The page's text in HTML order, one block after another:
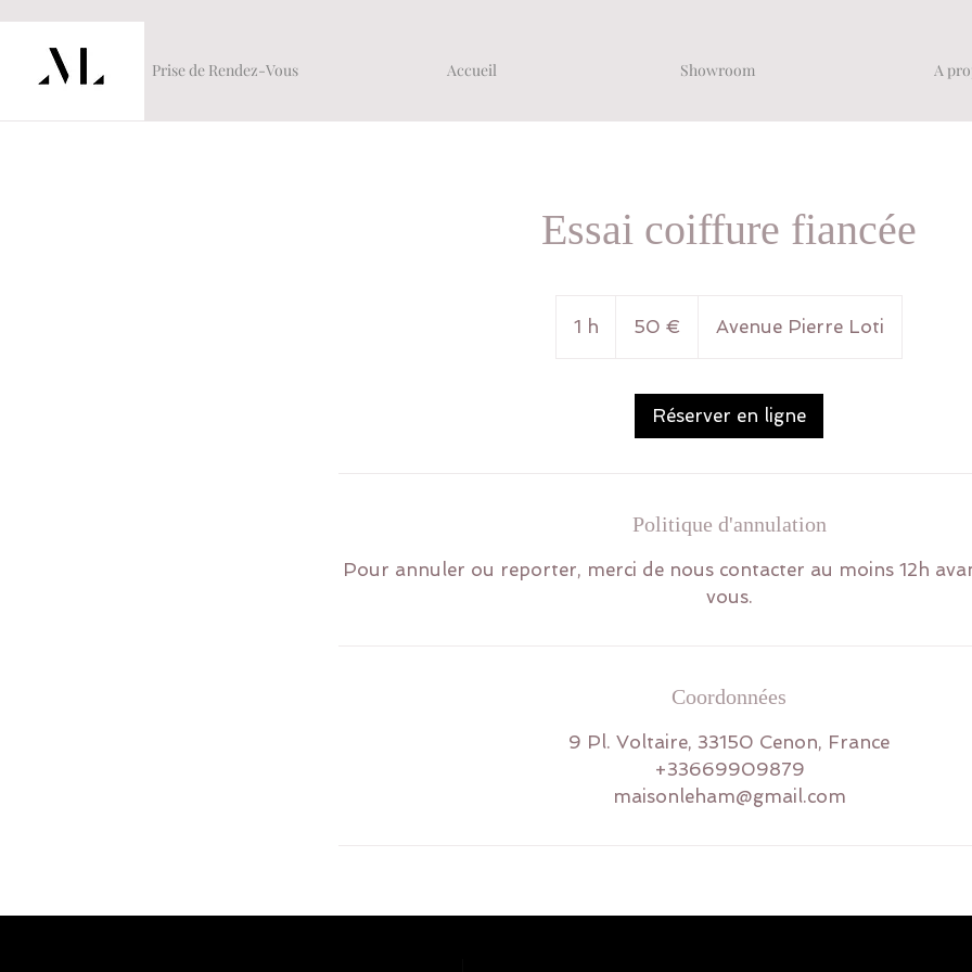
Prise de Rendez-Vous Accueil Showroom A
Essai coiffure fiancée
1 h 50 € Avenue Pierre Loti
Réserver en ligne
Politique d'annulation
Pour annuler ou reporter, merci de nous contacter au moins 12h
vous.
Coordonnées
9 Pl. Voltaire, 33150 Cenon, France
+33669909879
maisonleham@gmail.com